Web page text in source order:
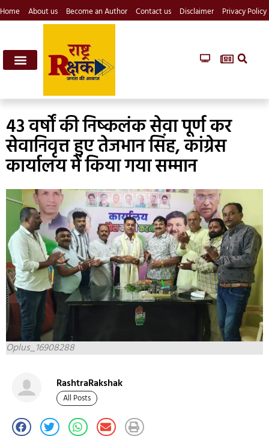
Home About us Become an Author Contact us Disclaimer Privacy Policy
43 वर्षों की निष्कलंक सेवा पूर्ण कर
सेवानिवृत्त हुए तेजभान सिंह, कांग्रेस
कार्यालय में किया गया सम्मान
Oplus_16908288
RashtraRakshak
All Posts